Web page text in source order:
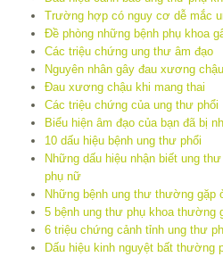
Trường hợp có nguy cơ dễ mắc
Đề phòng những bệnh phụ khoa
Các triệu chứng ung thư âm đạo
Nguyên nhân gây đau xương
Đau xương chậu khi mang thai
Các triệu chứng của ung thư phổi
Biểu hiện âm đạo của bạn đã bị
10 dấu hiệu bệnh ung thư phổi
Những dấu hiệu nhận biết ung
phụ nữ
Những bệnh ung thư thường gặp
5 bệnh ung thư phụ khoa thường
6 triệu chứng cảnh tỉnh ung thư
Dấu hiệu kinh nguyệt bất thường